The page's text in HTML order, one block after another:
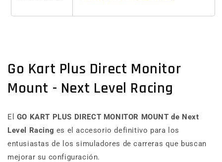
Go Kart Plus Direct Monitor
Mount - Next Level Racing
El GO KART PLUS DIRECT MONITOR MOUNT de Next
Level Racing es el accesorio definitivo para los
entusiastas de los simuladores de carreras que buscan
mejorar su configuración.